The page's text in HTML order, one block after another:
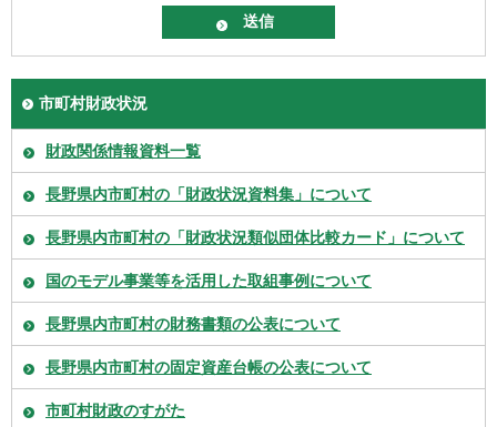
市町村財政状況
財政関係情報資料一覧
長野県内市町村の「財政状況資料集」について
長野県内市町村の「財政状況類似団体比較カード」について
国のモデル事業等を活用した取組事例について
長野県内市町村の財務書類の公表について
長野県内市町村の固定資産台帳の公表について
市町村財政のすがた